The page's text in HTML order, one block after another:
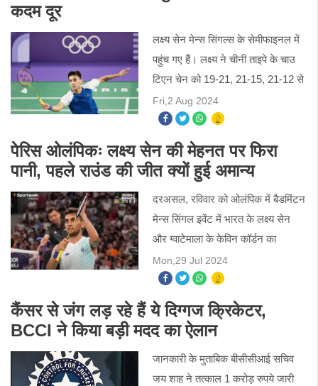
कदम दूर
लक्ष्य सेन मेन्स सिंगल्स के सेमीफाइनल में
पहुंच गए हैं। लक्ष्य ने चीनी ताइपे के चाउ
टिएन चेन को 19-21, 21-15, 21-12 से
हराया। लक्ष्य इस इवेंट के सेमीफाइनल में
पहुंचने वाले पहले भारतीय पुरुष शटलर हैं।
Fri,2 Aug 2024
पेरिस ओलंपिकः लक्ष्य सेन की मेहनत पर फिरा
पानी, पहले राउंड की जीत क्यों हुई अमान्य
दरअसल, रविवार को ओलंपिक में बैडमिंटन
मेन्स सिंगल इवेंट में भारत के लक्ष्य सेन
और ग्वाटेमाला के केविन कॉर्डन का
मुकाबला हुआ था। इस मुकाबले में भारतीय
शटलर लक्ष्य सेन ने लगभग 42 मिनट तक
चले मुकाबले में
Mon,29 Jul 2024
कैंसर से जंग लड़ रहे हैं ये दिग्गज क्रिकेटर,
BCCI ने किया बड़ी मदद का ऐलान
जानकारी के मुताबिक बीसीसीआई सचिव
जय शाह ने तत्काल 1 करोड़ रुपये जारी